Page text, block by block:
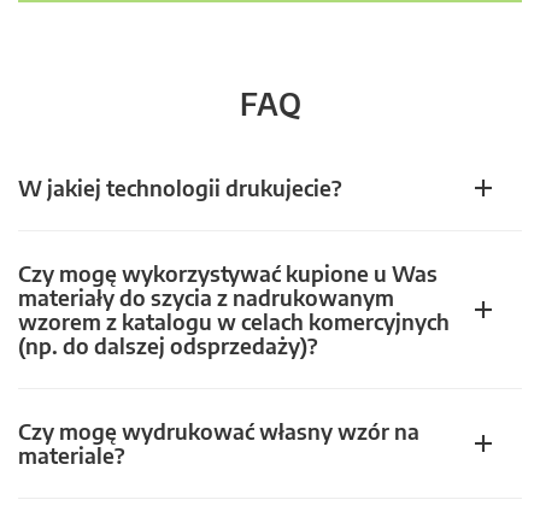
FAQ
W jakiej technologii drukujecie?
Czy mogę wykorzystywać kupione u Was
materiały do szycia z nadrukowanym
wzorem z katalogu w celach komercyjnych
(np. do dalszej odsprzedaży)?
Czy mogę wydrukować własny wzór na
materiale?